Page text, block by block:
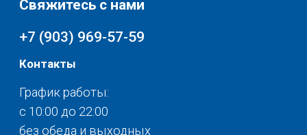
Текстиль для дома О нас